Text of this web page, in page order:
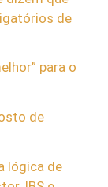
de
para o
de
lógica de